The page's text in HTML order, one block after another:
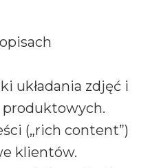
układania zdjęć i
(„rich content”)
klientów.